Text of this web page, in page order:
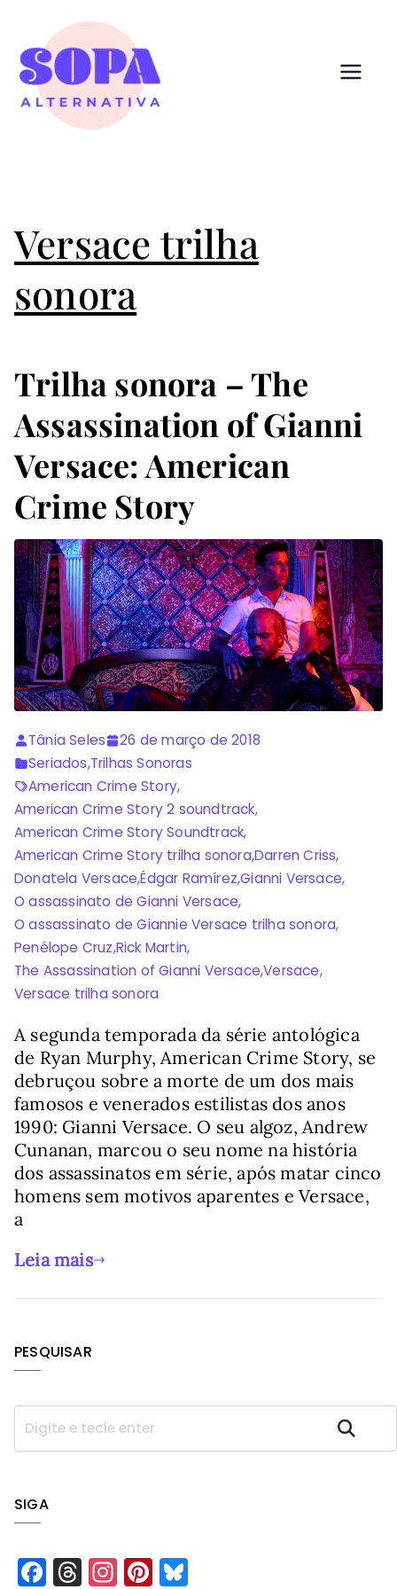
conteúdo
Versace trilha
sonora
Trilha sonora – The
Assassination of Gianni
Versace: American
Crime Story
Tânia Seles
26 de março de 2018
Seriados,Trilhas Sonoras
American Crime Story,
American Crime Story 2 soundtrack,
American Crime Story Soundtrack,
American Crime Story trilha sonora,Darren Criss,
Donatela Versace,Édgar Ramírez,Gianni Versace,
O assassinato de Gianni Versace,
O assassinato de Giannie Versace trilha sonora,
Penélope Cruz,Rick Martin,
The Assassination of Gianni Versace,Versace,
Versace trilha sonora
A segunda temporada da série antológica
de Ryan Murphy, American Crime Story, se
debruçou sobre a morte de um dos mais
famosos e venerados estilistas dos anos
1990: Gianni Versace. O seu algoz, Andrew
Cunanan, marcou o seu nome na história
dos assassinatos em série, após matar cinco
homens sem motivos aparentes e Versace,
a
Leia mais
PESQUISAR
s
i
Pesquisar
SIGA
F T In Pi